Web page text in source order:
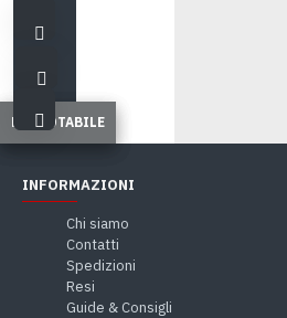
PRENOTABILE
PRENOTABILE
PRENOTABILE
INFORMAZIONI
Chi siamo
Contatti
Spedizioni
Resi
Guide & Consigli